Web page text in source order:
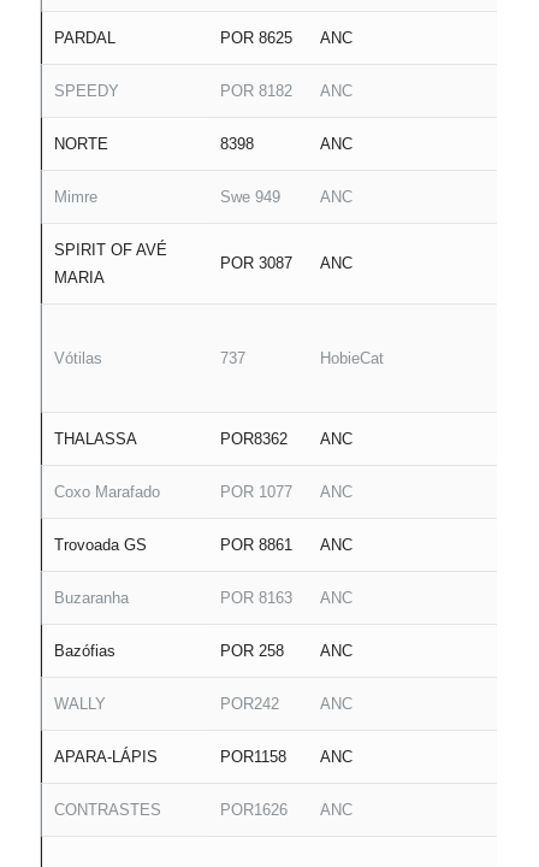
PARDAL POR 8625 ANC
SPEEDY POR 8182 ANC
NORTE 8398 ANC
Mimre Swe 949 ANC
SPIRIT OF AVÉ
MARIA
POR 3087 ANC
Vótilas 737 HobieCat
THALASSA POR8362 ANC
Coxo Marafado POR 1077 ANC
Trovoada GS POR 8861 ANC
Buzaranha POR 8163 ANC
Bazófias POR 258 ANC
WALLY POR242 ANC
APARA-LÁPIS POR1158 ANC
CONTRASTES POR1626 ANC